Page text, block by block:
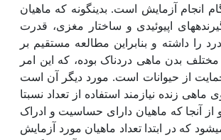
انجام آزمایش است. بدین‏گونه که ماهیان
اپیوئیدی و ساختار مغزی، قدرت
داشته و بنابراین مطالعه مستقیم بر
بدن ماهی دردناک بوده، که این امر
از حیوانات است. مورد دیگر آن است
زنده نیازمند استفاده از تعداد نسبتا
آنجا که ماهیان دارای حساسیت و ادراک
که در ابتدا تعداد ماهیان مورد آزمایش